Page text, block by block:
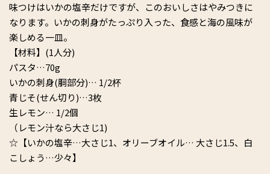
味つけはいかの塩辛だけですが、このおいしさはやみつきに
なります。いかの刺身がたっぷり入った、食感と海の風味が
楽しめる一皿。
【材料】(1人分)
パスタ…70g
いかの刺身(胴部分)… 1/2杯
青じそ(せん切り)…3枚
生レモン… 1/2個
（レモン汁なら大さじ1)
☆【いかの塩辛…大さじ1、オリーブオイル… 大さじ1.5、白
こしょう…少々】